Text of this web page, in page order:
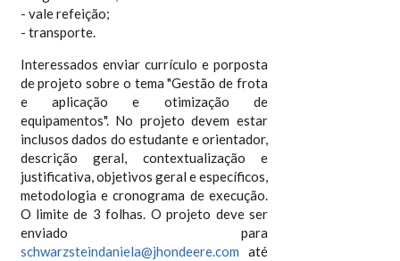
- vale refeição;
- transporte.
Interessados enviar currículo e porposta
de projeto sobre o tema "Gestão de frota
e aplicação e otimização de
equipamentos". No projeto devem estar
inclusos dados do estudante e orientador,
descrição geral, contextualização e
justificativa, objetivos geral e específicos,
metodologia e cronograma de execução.
O limite de 3 folhas. O projeto deve ser
enviado para
schwarzsteindaniela@jhondeere.com até